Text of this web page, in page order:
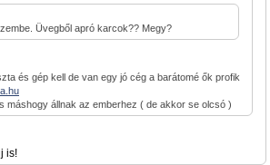
Üvegből apró karcok?? Megy?
és gép kell de van egy jó cég a barátomé ők profik
máshogy állnak az emberhez ( de akkor se olcsó )
is!